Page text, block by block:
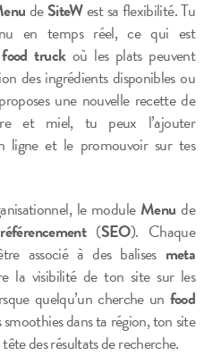
deSiteWest sa flexibilité. Tu
en temps réel, ce qui est
food truckoù les plats peuvent
des ingrédients disponibles ou
une nouvelle recette de
et miel, tu peux l’ajouter
ligne et le promouvoir sur tes
le module Menu de
référencement(SEO). Chaque
associé à des balises meta
la visibilité de ton site sur les
quelqu’un cherche un food
dans ta région, ton site
des résultats de recherche.